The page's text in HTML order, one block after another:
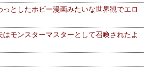
っとしたホビー漫画みたいな世界観でエロ
はモンスターマスターとして召喚されたよ